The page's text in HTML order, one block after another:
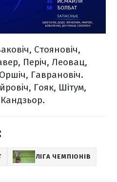
Стояновіч,
Періч, Леовац,
Гаврановіч.
Гояк, Шітум,
ЛІГА ЧЕМПІОНІВ